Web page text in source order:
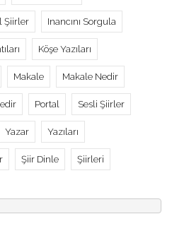
Şiirler Inancını Sorgula
Köşe Yazıları
Makale Makale Nedir
Portal Sesli Şiirler
Yazar Yazıları
Şiir Dinle Şiirleri